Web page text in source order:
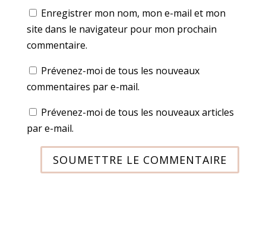
Enregistrer mon nom, mon e-mail et mon
site dans le navigateur pour mon prochain
commentaire.
Prévenez-moi de tous les nouveaux
commentaires par e-mail.
Prévenez-moi de tous les nouveaux articles
par e-mail.
SOUMETTRE LE COMMENTAIRE